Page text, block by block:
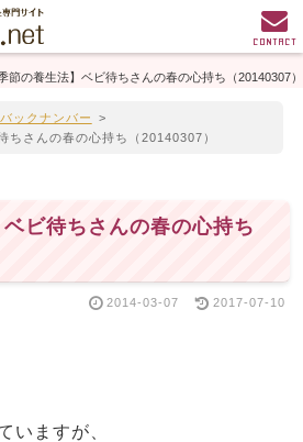
季節の養生法】ベビ待ちさんの春の心持ち（20140307）
ックナンバー
>
ちさんの春の心持ち（20140307）
ベビ待ちさんの春の心持ち
2014-03-07 2017-07-10
いますが、
CONTACT